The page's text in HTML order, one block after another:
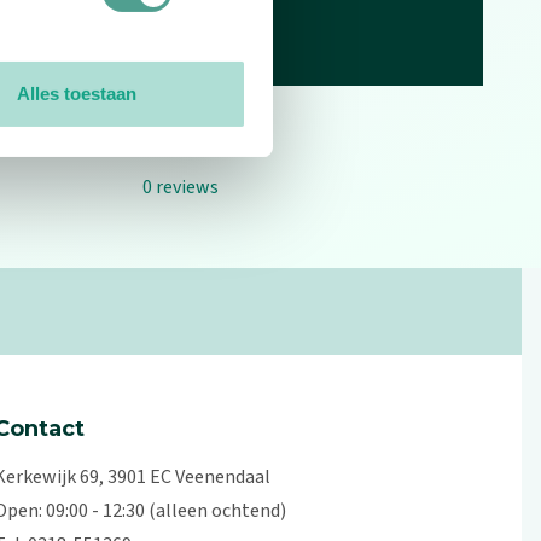
Alles toestaan
0 reviews
69, 3901 EC Veenendaal
09:00 - 12:30 (alleen ochtend)